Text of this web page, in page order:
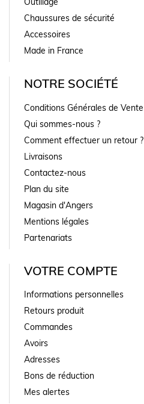
Chaussures de sécurité
Accessoires
Made in France
NOTRE SOCIÉTÉ
Conditions Générales de Vente
Qui sommes-nous ?
Comment effectuer un retour ?
Livraisons
Contactez-nous
Plan du site
Magasin d'Angers
Mentions légales
Partenariats
VOTRE COMPTE
Informations personnelles
Retours produit
Commandes
Avoirs
Adresses
Bons de réduction
Mes alertes